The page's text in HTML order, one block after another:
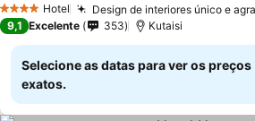
4 EstrelasHotel Design de interiores único e
9,1 Excelente 353 Kutaisi
Selecione as datas para ver os preços
exatos.